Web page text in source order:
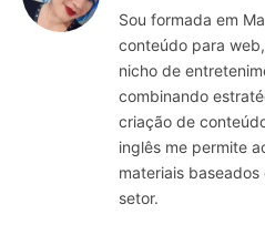
Sou formada em
conteúdo para
nicho de
combinando
criação de
inglês me permite
materiais
setor.